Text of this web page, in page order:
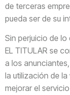
de terceras
pueda ser de su
Sin perjuicio de
EL TITULAR se
a los
la utilización de
mejorar el